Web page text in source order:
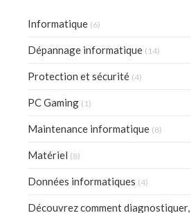
Informatique (6)
Dépannage informatique (14)
Protection et sécurité (4)
PC Gaming (1)
Maintenance informatique (8)
Matériel (8)
Données informatiques (4)
Découvrez comment